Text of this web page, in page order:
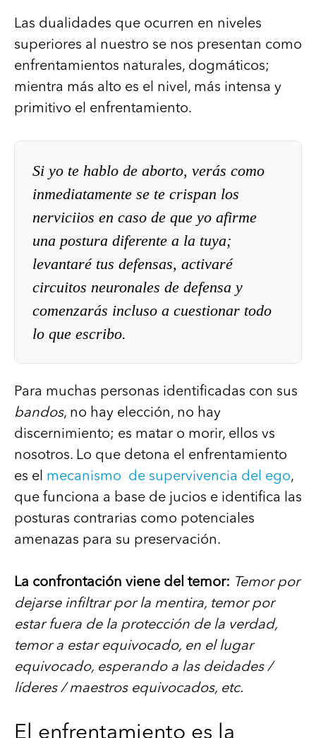
Las dualidades que ocurren en niveles
superiores al nuestro se nos presentan como
enfrentamientos naturales, dogmáticos;
mientra más alto es el nivel, más intensa y
primitivo el enfrentamiento.
Si yo te hablo de aborto, verás como
inmediatamente se te crispan los
nerviciios en caso de que yo afirme
una postura diferente a la tuya;
levantaré tus defensas, activaré
circuitos neuronales de defensa y
comenzarás incluso a cuestionar todo
lo que escribo.
Para muchas personas identificadas con sus
bandos, no hay elección, no hay
discernimiento; es matar o morir, ellos vs
nosotros. Lo que detona el enfrentamiento
es el mecanismo de supervivencia del ego,
que funciona a base de jucios e identifica las
posturas contrarias como potenciales
amenazas para su preservación.
La confrontación viene del temor: Temor por
dejarse infiltrar por la mentira, temor por
estar fuera de la protección de la verdad,
temor a estar equivocado, en el lugar
equivocado, esperando a las deidades /
líderes / maestros equivocados, etc.
El enfrentamiento es la